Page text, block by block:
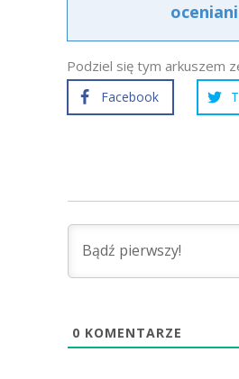
Podziel się tym arkuszem
Facebook
0 KOMENTARZE